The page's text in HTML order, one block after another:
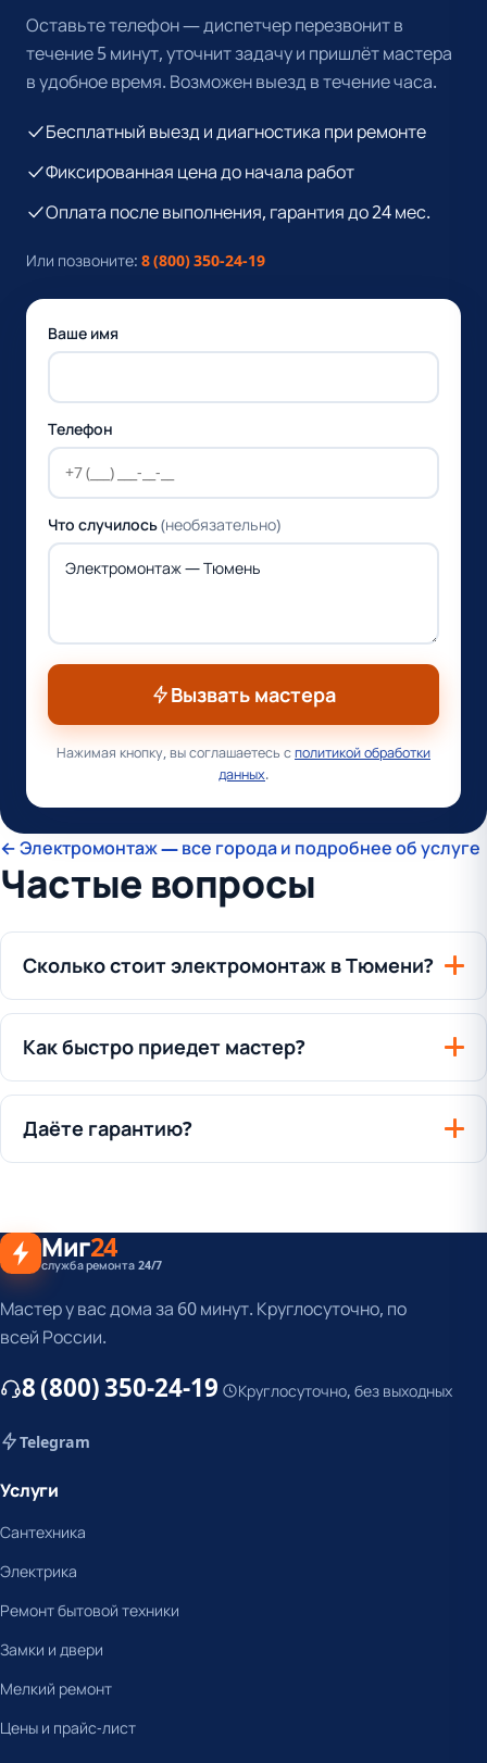
Оставьте телефон — диспетчер перезвонит в
течение 5 минут, уточнит задачу и пришлёт мастера
в удобное время. Возможен выезд в течение часа.
Бесплатный выезд и диагностика при ремонте
Фиксированная цена до начала работ
Оплата после выполнения, гарантия до 24 мес.
Или позвоните: 8 (800) 350-24-19
Ваше имя
Телефон
Что случилось(необязательно)
Вызвать мастера
Нажимая кнопку, вы соглашаетесь сполитикой обработки
данных.
← Электромонтаж — все города и подробнее об услуге
Частые вопросы
Сколько стоит электромонтаж в Тюмени?
Как быстро приедет мастер?
Даёте гарантию?
Миг24
служба ремонта 24/7
Мастер у вас дома за 60 минут. Круглосуточно, по
всей России.
8 (800) 350-24-19 Круглосуточно, без выходных
Telegram
Услуги
Сантехника
Электрика
Ремонт бытовой техники
Замки и двери
Мелкий ремонт
Цены и прайс-лист